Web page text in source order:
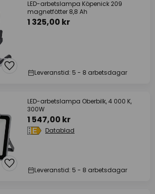
LED-arbetslampa Köpenick 209
magnetfötter 8,8 Ah
1 325,00 kr
Leveranstid: 5 - 8 arbetsdagar
LED-arbetslampa Oberbilk, 4 000 K,
300W
1 547,00 kr
Datablad
Leveranstid: 5 - 8 arbetsdagar